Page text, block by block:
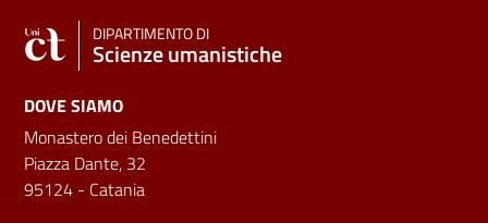
DIPARTIMENTO DI
Scienze umanistiche
DOVE SIAMO
Monastero dei Benedettini
Piazza Dante, 32
95124 - Catania